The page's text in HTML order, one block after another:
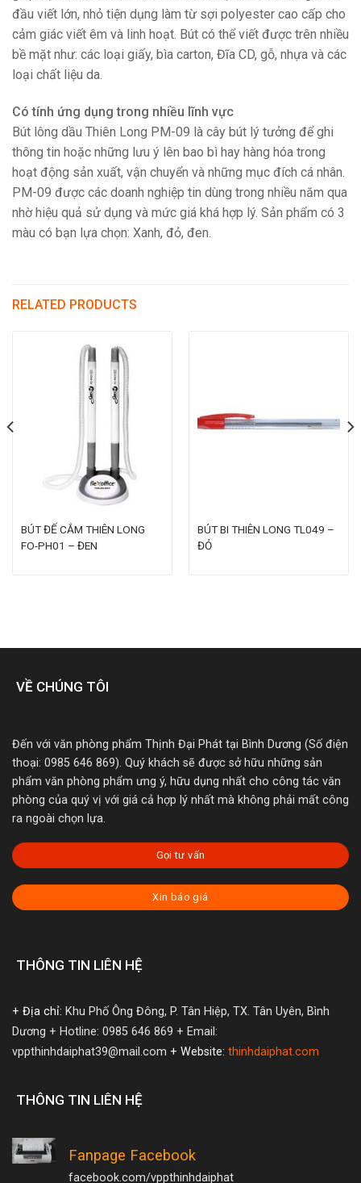
đầu viết lớn, nhỏ tiện dụng làm từ sợi polyester cao cấp cho
cảm giác viết êm và linh hoạt. Bút có thể viết được trên nhiều
bề mặt như: các loại giấy, bìa carton, Đĩa CD, gỗ, nhựa và các
loại chất liệu da.
Có tính ứng dụng trong nhiều lĩnh vực
Bút lông dầu Thiên Long PM-09 là cây bút lý tưởng để ghi
thông tin hoặc những lưu ý lên bao bì hay hàng hóa trong
hoạt động sản xuất, vận chuyển và những mục đích cá nhân.
PM-09 được các doanh nghiệp tin dùng trong nhiều năm qua
nhờ hiệu quả sử dụng và mức giá khá hợp lý. Sản phẩm có 3
màu có bạn lựa chọn: Xanh, đỏ, đen.
RELATED PRODUCTS
BÚT ĐẾ CẮM THIÊN LONG
FO-PH01 – ĐEN
BÚT BI THIÊN LONG TL049 –
ĐỎ
VỀ CHÚNG TÔI
Đến với văn phòng phẩm Thịnh Đại Phát tại Bình Dương (Số điện
thoại: 0985 646 869). Quý khách sẽ được sở hữu những sản
phẩm văn phòng phẩm ưng ý, hữu dụng nhất cho công tác văn
phòng của quý vị với giá cả hợp lý nhất mà không phải mất công
ra ngoài chọn lựa.
Gọi tư vấn
Xin báo giá
THÔNG TIN LIÊN HỆ
+ Địa chỉ: Khu Phố Ông Đông, P. Tân Hiệp, TX. Tân Uyên, Bình
Dương + Hotline: 0985 646 869 + Email:
vppthinhdaiphat39@mail.com + Website: thinhdaiphat.com
THÔNG TIN LIÊN HỆ
Fanpage Facebook
facebook.com/vppthinhdaiphat